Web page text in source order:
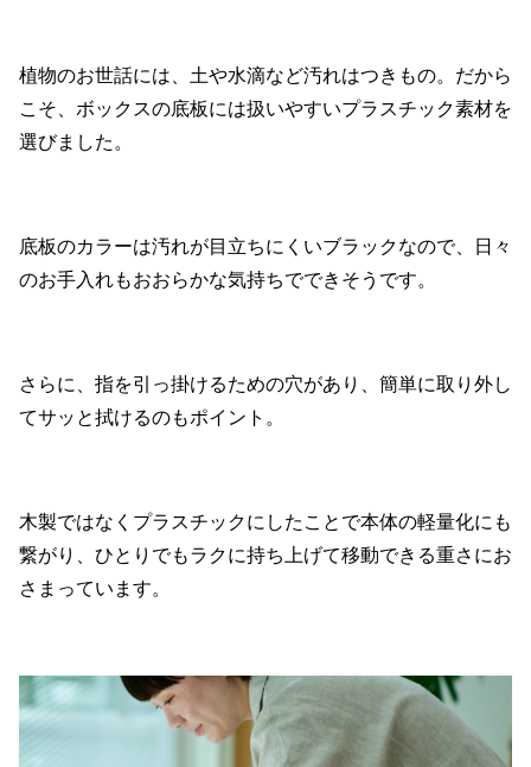
植物のお世話には、土や水滴など汚れはつきもの。だから
こそ、ボックスの底板には扱いやすいプラスチック素材を
選びました。
底板のカラーは汚れが目立ちにくいブラックなので、日々
のお手入れもおおらかな気持ちでできそうです。
さらに、指を引っ掛けるための穴があり、簡単に取り外し
てサッと拭けるのもポイント。
木製ではなくプラスチックにしたことで本体の軽量化にも
繋がり、ひとりでもラクに持ち上げて移動できる重さにお
さまっています。